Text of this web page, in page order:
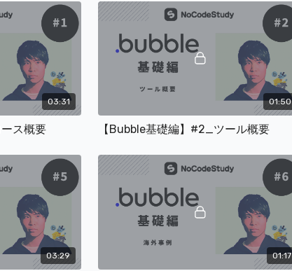
03:31
ス概要
01:50
【Bubble基礎編】#2_ツール概要
03:29 01:17